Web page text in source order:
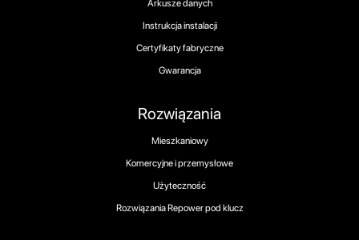
Rozwiązania
Mieszkaniowy
Komercyjne i przemysłowe
Użyteczność
Rozwiązania Repower pod klucz
Arkusze danych
Instrukcja instalacji
Certyfikaty fabryczne
Gwarancja